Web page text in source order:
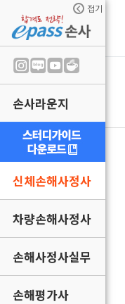
접기
손사라운지
신체손해사정사
차량손해사정사
손해사정사실무
손해평가사